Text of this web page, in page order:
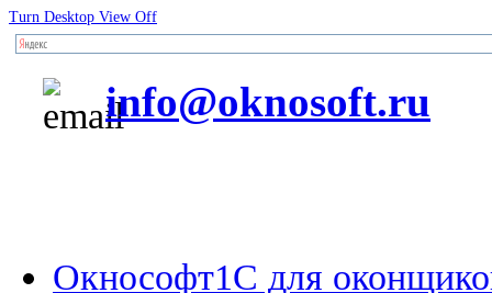
Turn Desktop View Off
info@oknosoft.ru
Окнософт1С для